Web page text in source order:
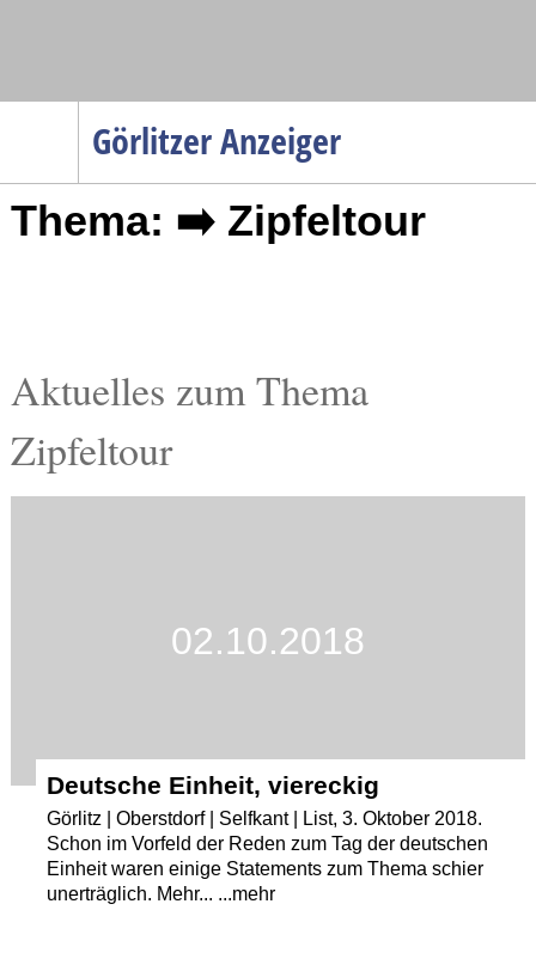
Görlitzer Anzeiger
Menüpunkte
Startseite
Verkehr
Gesundheit
Thema: ➡️ Zipfeltour
Aktuelles zum Thema
Zipfeltour
02.10.2018
Deutsche Einheit, viereckig
Görlitz | Oberstdorf | Selfkant | List, 3. Oktober 2018.
Schon im Vorfeld der Reden zum Tag der deutschen
Einheit waren einige Statements zum Thema schier
unerträglich. Mehr... ...mehr